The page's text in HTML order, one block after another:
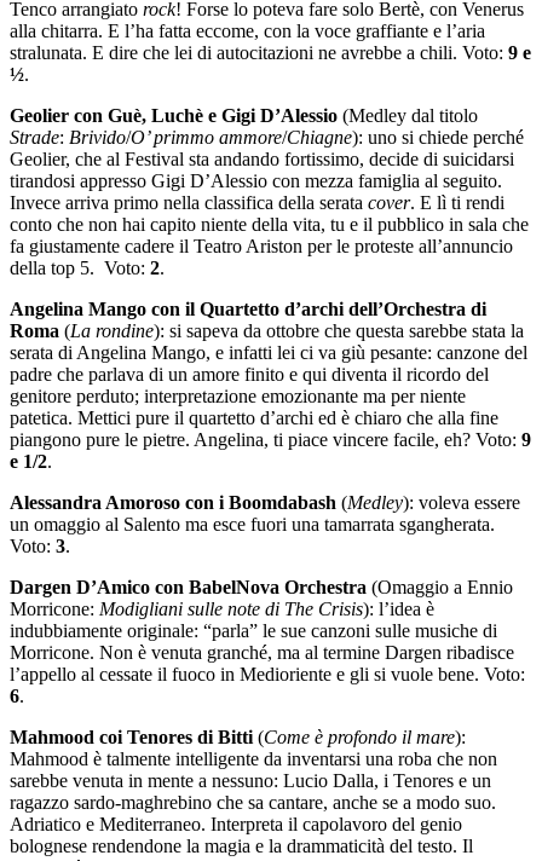
Tenco arrangiato rock! Forse lo poteva fare solo Bertè, con Venerus
alla chitarra. E l’ha fatta eccome, con la voce graffiante e l’aria
stralunata. E dire che lei di autocitazioni ne avrebbe a chili. Voto: 9 e
½.
Geolier con Guè, Luchè e Gigi D’Alessio (Medley dal titolo
Strade: Brivido/O’ primmo ammore/Chiagne): uno si chiede perché
Geolier, che al Festival sta andando fortissimo, decide di suicidarsi
tirandosi appresso Gigi D’Alessio con mezza famiglia al seguito.
Invece arriva primo nella classifica della serata cover. E lì ti rendi
conto che non hai capito niente della vita, tu e il pubblico in sala che
fa giustamente cadere il Teatro Ariston per le proteste all’annuncio
della top 5. Voto: 2.
Angelina Mango con il Quartetto d’archi dell’Orchestra di
Roma (La rondine): si sapeva da ottobre che questa sarebbe stata la
serata di Angelina Mango, e infatti lei ci va giù pesante: canzone del
padre che parlava di un amore finito e qui diventa il ricordo del
genitore perduto; interpretazione emozionante ma per niente
patetica. Mettici pure il quartetto d’archi ed è chiaro che alla fine
piangono pure le pietre. Angelina, ti piace vincere facile, eh? Voto: 9
e 1/2.
Alessandra Amoroso con i Boomdabash (Medley): voleva essere
un omaggio al Salento ma esce fuori una tamarrata sgangherata.
Voto: 3.
Dargen D’Amico con BabelNova Orchestra (Omaggio a Ennio
Morricone: Modigliani sulle note di The Crisis): l’idea è
indubbiamente originale: “parla” le sue canzoni sulle musiche di
Morricone. Non è venuta granché, ma al termine Dargen ribadisce
l’appello al cessate il fuoco in Medioriente e gli si vuole bene. Voto:
6.
Mahmood coi Tenores di Bitti (Come è profondo il mare):
Mahmood è talmente intelligente da inventarsi una roba che non
sarebbe venuta in mente a nessuno: Lucio Dalla, i Tenores e un
ragazzo sardo-maghrebino che sa cantare, anche se a modo suo.
Adriatico e Mediterraneo. Interpreta il capolavoro del genio
bolognese rendendone la magia e la drammaticità del testo. Il